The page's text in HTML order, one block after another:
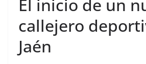
El inicio de un
callejero
Jaén